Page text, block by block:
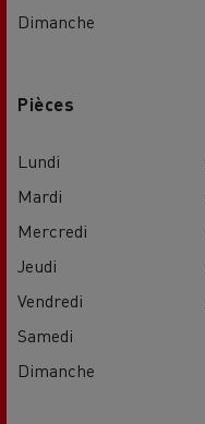
Dimanche
Pièces
Lundi
Mardi
Mercredi
Jeudi
Vendredi
Samedi
Dimanche